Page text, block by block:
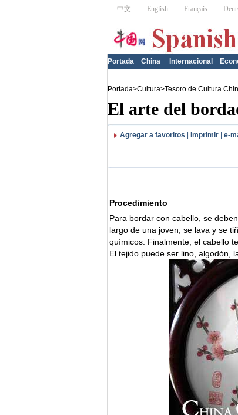
Portada China Internacional
Portada>Cultura>Tesoro de Cultura
El arte del
Agregar a favoritos Imprimir e-
Procedimiento
Para bordar con cabello, se
largo de una joven, se lava y se
químicos. Finalmente, el cabello
El tejido puede ser lino, algodón,